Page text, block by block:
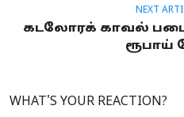
NEXT
கடலோரக் காவல்
ரூபாய்
WHAT'S YOUR REACTION?